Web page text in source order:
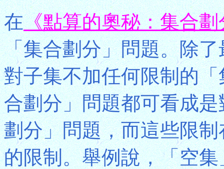
在《點算的奧秘：集合
「集合劃分」問題。除
對子集不加任何限制的
合劃分」問題都可看成
劃分」問題，而這些限
的限制。舉例說，「空